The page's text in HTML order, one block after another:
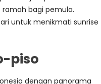
bagi pemula.
untuk menikmati sunrise
piso
dengan panorama